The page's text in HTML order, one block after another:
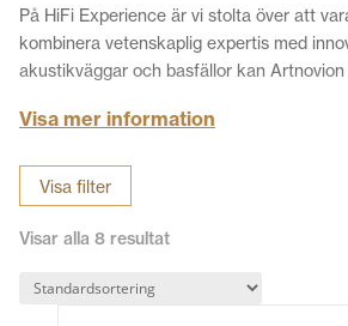
På HiFi Experience är vi stolta över att
kombinera vetenskaplig expertis med
akustikväggar och basfällor kan
skräddarsydda lösningar för dina behov.
Vårt erfarna team av experter kan hjälpa
att optimera ljudet i ditt utrymme. Hela
info@hifiexperience.se
Visa mer information
Visa filter
Visar alla 8 resultat